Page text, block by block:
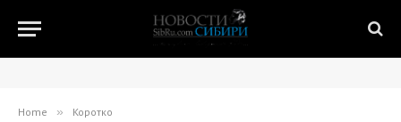
Home » Коротко